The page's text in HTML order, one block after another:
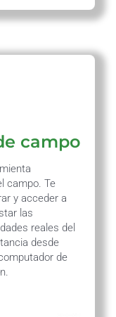
campo
campo. Te
y acceder a
las
reales del
desde
de